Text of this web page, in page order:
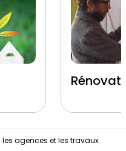
les agences et les travaux